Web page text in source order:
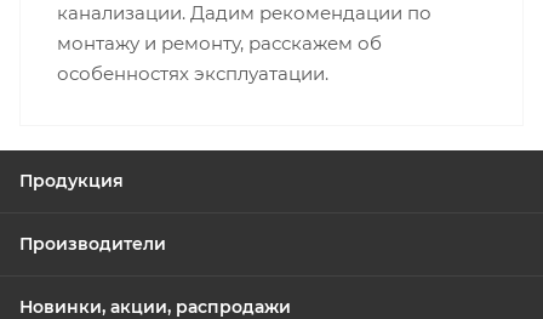
канализации. Дадим рекомендации по
монтажу и ремонту, расскажем об
особенностях эксплуатации.
Продукция
Производители
Новинки, акции, распродажи